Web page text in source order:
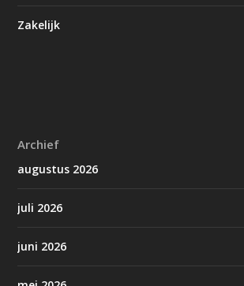
Zakelijk
Archief
augustus 2026
juli 2026
juni 2026